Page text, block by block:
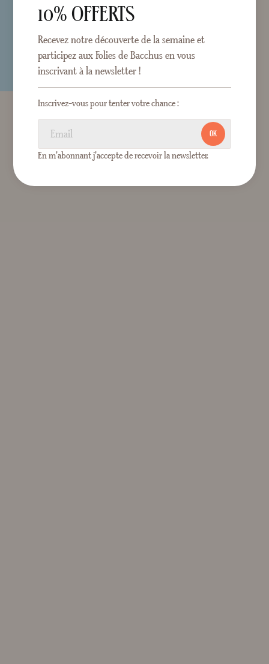
10% OFFERTS
Recevez notre découverte de la semaine et
participez aux Folies de Bacchus en vous
inscrivant à la newsletter !
Inscrivez-vous pour tenter votre chance :
OK
En m'abonnant j'accepte de recevoir la newsletter.